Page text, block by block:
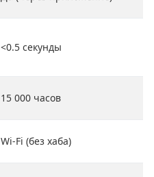
<0.5 секунды
15 000 часов
Wi-Fi (без хаба)